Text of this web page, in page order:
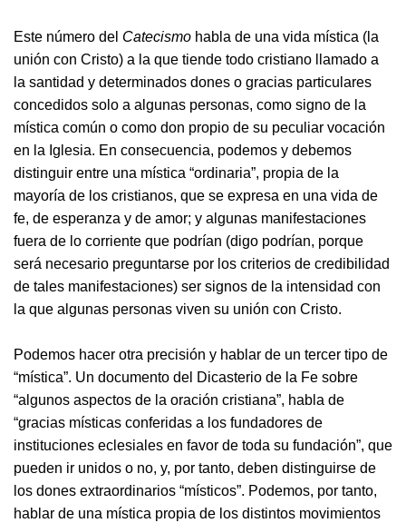
Este número del Catecismo habla de una vida mística (la
unión con Cristo) a la que tiende todo cristiano llamado a
la santidad y determinados dones o gracias particulares
concedidos solo a algunas personas, como signo de la
mística común o como don propio de su peculiar vocación
en la Iglesia. En consecuencia, podemos y debemos
distinguir entre una mística “ordinaria”, propia de la
mayoría de los cristianos, que se expresa en una vida de
fe, de esperanza y de amor; y algunas manifestaciones
fuera de lo corriente que podrían (digo podrían, porque
será necesario preguntarse por los criterios de credibilidad
de tales manifestaciones) ser signos de la intensidad con
la que algunas personas viven su unión con Cristo.
Podemos hacer otra precisión y hablar de un tercer tipo de
“mística”. Un documento del Dicasterio de la Fe sobre
“algunos aspectos de la oración cristiana”, habla de
“gracias místicas conferidas a los fundadores de
instituciones eclesiales en favor de toda su fundación”, que
pueden ir unidos o no, y, por tanto, deben distinguirse de
los dones extraordinarios “místicos”. Podemos, por tanto,
hablar de una mística propia de los distintos movimientos